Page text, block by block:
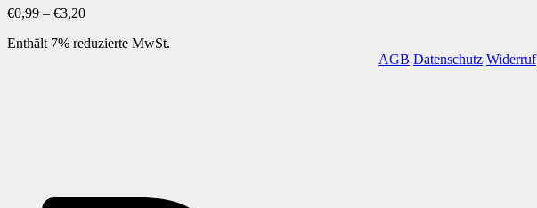
€0,99 – €3,20Preisspanne:
bis
Enthält 7% reduzierte MwSt.
AGB Datenschutz Widerruf